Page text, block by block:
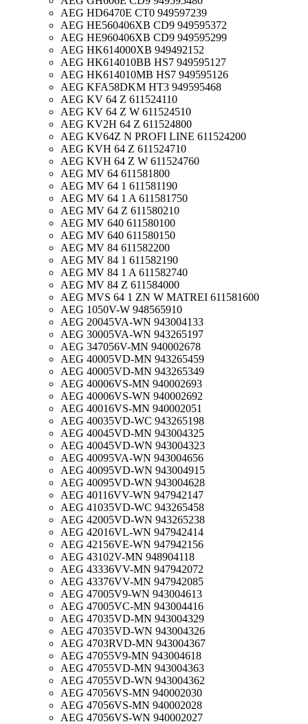
AEG HD6470E CT0 949597239
AEG HE560406XB CD9 949595372
AEG HE960406XB CD9 949595299
AEG HK614000XB 949492152
AEG HK614010BB HS7 949595127
AEG HK614010MB HS7 949595126
AEG KFA58DKM HT3 949595468
AEG KV 64 Z 611524110
AEG KV 64 Z W 611524510
AEG KV2H 64 Z 611524800
AEG KV64Z N PROFI LINE 611524200
AEG KVH 64 Z 611524710
AEG KVH 64 Z W 611524760
AEG MV 64 611581800
AEG MV 64 1 611581190
AEG MV 64 1 A 611581750
AEG MV 64 Z 611580210
AEG MV 640 611580100
AEG MV 640 611580150
AEG MV 84 611582200
AEG MV 84 1 611582190
AEG MV 84 1 A 611582740
AEG MV 84 Z 611584000
AEG MVS 64 1 ZN W MATREI 611581600
AEG 1050V-W 948565910
AEG 20045VA-WN 943004133
AEG 30005VA-WN 943265197
AEG 347056V-MN 940002678
AEG 40005VD-MN 943265459
AEG 40005VD-MN 943265349
AEG 40006VS-MN 940002693
AEG 40006VS-WN 940002692
AEG 40016VS-MN 940002051
AEG 40035VD-WC 943265198
AEG 40045VD-MN 943004325
AEG 40045VD-WN 943004323
AEG 40095VA-WN 943004656
AEG 40095VD-WN 943004915
AEG 40095VD-WN 943004628
AEG 40116VV-WN 947942147
AEG 41035VD-WC 943265458
AEG 42005VD-WN 943265238
AEG 42016VL-WN 947942414
AEG 42156VE-WN 947942156
AEG 43102V-MN 948904118
AEG 43336VV-MN 947942072
AEG 43376VV-MN 947942085
AEG 47005V9-WN 943004613
AEG 47005VC-MN 943004416
AEG 47035VD-MN 943004329
AEG 47035VD-WN 943004326
AEG 4703RVD-MN 943004367
AEG 47055V9-MN 943004618
AEG 47055VD-MN 943004363
AEG 47055VD-WN 943004362
AEG 47056VS-MN 940002030
AEG 47056VS-MN 940002028
AEG 47056VS-WN 940002027